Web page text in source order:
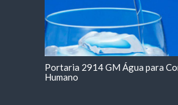
Portaria 2914 GM Água para
Humano